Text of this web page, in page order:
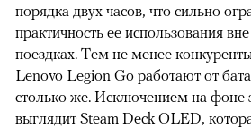
порядка двух часов, что сильно
практичность ее использования
поездках. Тем не менее
Lenovo Legion Go работают от
столько же. Исключением на фоне
выглядит Steam Deck OLED,